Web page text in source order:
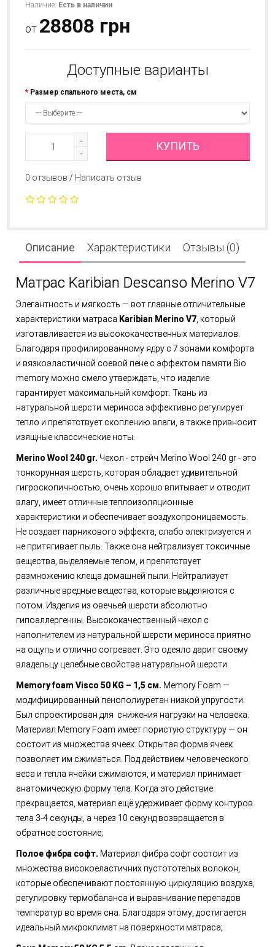
Наличие: Есть в наличии
от 28808 грн
Доступные варианты
Размер спального места, см
КУПИТЬ
0 отзывов / Написать отзыв
Описание Характеристики Отзывы (0)
Матрас Karibian Descanso Merino V7
Элегантность и мягкость — вот главные отличительные
характеристики матраса Karibian Merino V7, который
изготавливается из высококачественных материалов.
Благодаря профилированному ядру с 7 зонами комфорта
и вязкоэластичной соевой пене с эффектом памяти Bio
memory можно смело утверждать, что изделие
гарантирует максимальный комфорт. Ткань из
натуральной шерсти мериноса эффективно регулирует
тепло и препятствует скоплению влаги, а также привносит
изящные классические ноты.
Merino Wool 240 gr. Чехол - стрейч Merino Wool 240 gr - это
тонкорунная шерсть, которая обладает удивительной
гигроскопичностью, очень хорошо впитывает и отводит
влагу, имеет отличные теплоизоляционные
характеристики и обеспечивает воздухопроницаемость.
Не создает парникового эффекта, слабо электризуется и
не притягивает пыль. Также она нейтрализует токсичные
вещества, выделяемые телом, и препятствует
размножению клеща домашней пыли. Нейтрализует
различные вредные вещества, которые выделяются с
потом. Изделия из овечьей шерсти абсолютно
гипоаллергенны. Высококачественный чехол с
наполнителем из натуральной шерсти мериноса приятно
на ощупь и отлично согревает. Это одеяло дарит своему
владельцу целебные свойства натуральной шерсти.
Memory foam Visco 50 KG – 1,5 см. Memory Foam —
модифицированный пенополиуретан низкой упругости.
Был спроектирован для снижения нагрузки на человека.
Материал Memory Foam имеет пористую структуру — он
состоит из множества ячеек. Открытая форма ячеек
позволяет им сжиматься. Под действием человеческого
веса и тепла ячейки сжимаются, и материал принимает
анатомическую форму тела. Когда это действие
прекращается, материал ещё удерживает форму контуров
тела 3-4 секунды, а через 10 секунд возвращается в
обратное состояние;
Полое фибра софт. Материал фибра софт состоит из
множества високоеластичних пустототелых волокон,
которые обеспечивают постоянную циркуляцию воздуха,
регулировку термобаланса и выравнивание перепадов
температур во время сна. Благодаря этому, достигается
идеальный микроклимат на поверхности матраса;